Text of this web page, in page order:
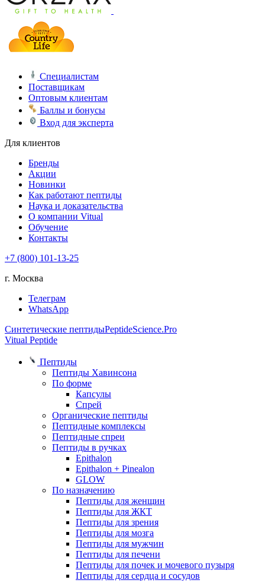
Специалистам
Поставщикам
Оптовым клиентам
Баллы и бонусы
Вход для эксперта
Для клиентов
Бренды
Акции
Новинки
Как работают пептиды
Наука и доказательства
О компании Vitual
Обучение
Контакты
+7 (800) 101-13-25
г. Москва
Телеграм
WhatsApp
Синтетические пептидыPeptideScience.Pro
Vitual Peptide
Пептиды
Пептиды Хавинсона
По форме
Капсулы
Спрей
Органические пептиды
Пептидные комплексы
Пептидные спреи
Пептиды в ручках
Epithalon
Epithalon + Pinealon
GLOW
По назначению
Пептиды для женщин
Пептиды для ЖКТ
Пептиды для зрения
Пептиды для мозга
Пептиды для мужчин
Пептиды для печени
Пептиды для почек и мочевого пузыря
Пептиды для сердца и сосудов